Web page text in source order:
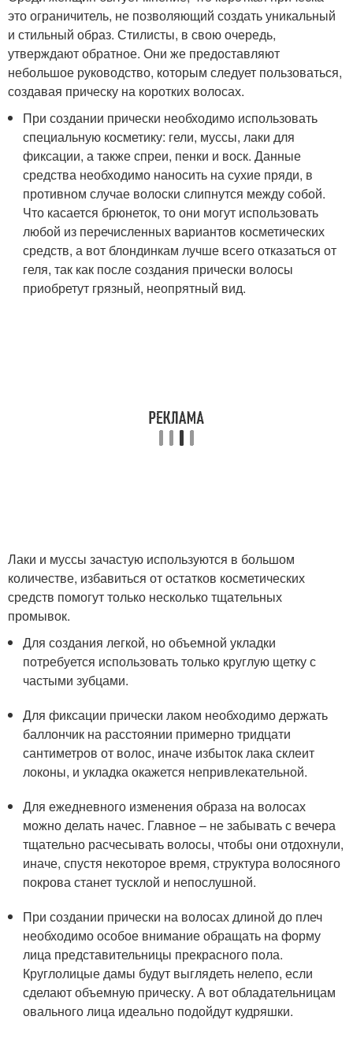
это ограничитель, не позволяющий создать уникальный
и стильный образ. Стилисты, в свою очередь,
утверждают обратное. Они же предоставляют
небольшое руководство, которым следует пользоваться,
создавая прическу на коротких волосах.
При создании прически необходимо использовать
специальную косметику: гели, муссы, лаки для
фиксации, а также спреи, пенки и воск. Данные
средства необходимо наносить на сухие пряди, в
противном случае волоски слипнутся между собой.
Что касается брюнеток, то они могут использовать
любой из перечисленных вариантов косметических
средств, а вот блондинкам лучше всего отказаться от
геля, так как после создания прически волосы
приобретут грязный, неопрятный вид.
Лаки и муссы зачастую используются в большом
количестве, избавиться от остатков косметических
средств помогут только несколько тщательных
промывок.
Для создания легкой, но объемной укладки
потребуется использовать только круглую щетку с
частыми зубцами.
Для фиксации прически лаком необходимо держать
баллончик на расстоянии примерно тридцати
сантиметров от волос, иначе избыток лака склеит
локоны, и укладка окажется непривлекательной.
Для ежедневного изменения образа на волосах
можно делать начес. Главное – не забывать с вечера
тщательно расчесывать волосы, чтобы они отдохнули,
иначе, спустя некоторое время, структура волосяного
покрова станет тусклой и непослушной.
При создании прически на волосах длиной до плеч
необходимо особое внимание обращать на форму
лица представительницы прекрасного пола.
Круглолицые дамы будут выглядеть нелепо, если
сделают объемную прическу. А вот обладательницам
овального лица идеально подойдут кудряшки.